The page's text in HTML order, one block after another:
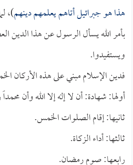
هذا هو جبرائيل أتاهم يعلمهم دينهم)،
بأمر الله يسأل الرسول عن هذا الدين
ويستفيدوا.
فدين الإسلام مبني على هذه الأركان
أولها: شهادة: أن لا إله إلا الله وأن
ثانيها: إقام الصلوات الخمس.
ثالثها: أداء الزكاة.
رابعها: صوم رمضان.